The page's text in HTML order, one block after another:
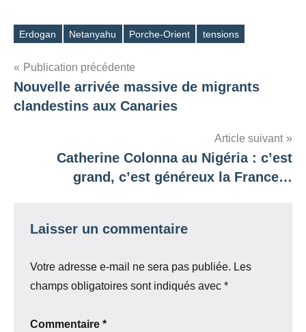
Étiquettes
Erdogan Netanyahu Porche-Orient tensions
Navigation
de
Publication précédente
Nouvelle arrivée massive de migrants
clandestins aux Canaries
Article suivant
Catherine Colonna au Nigéria : c’est
grand, c’est généreux la France…
Laisser un commentaire
Votre adresse e-mail ne sera pas publiée. Les
champs obligatoires sont indiqués avec *
Commentaire *